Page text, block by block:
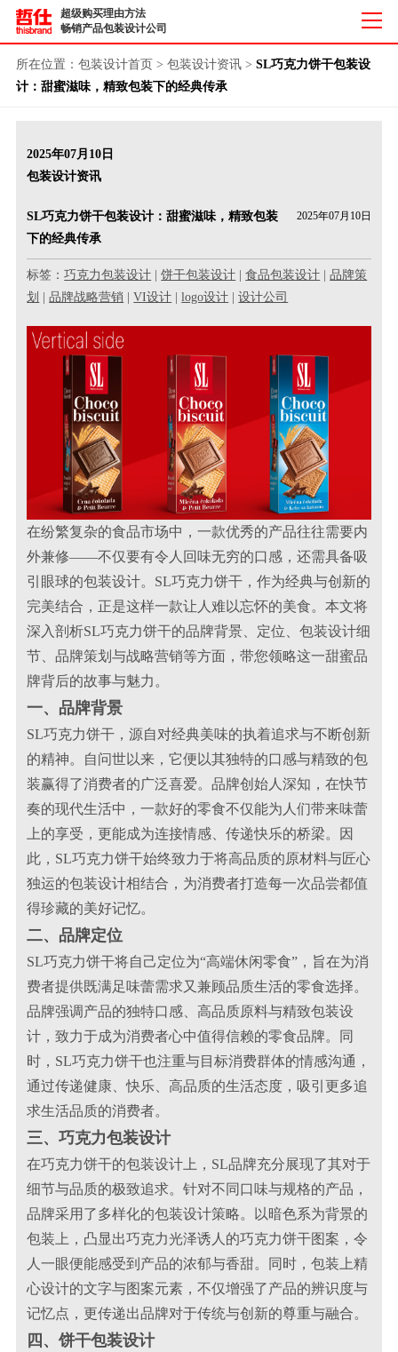
超级购买理由方法
畅销产品包装设计公司
所在位置： 包装设计首页 > 包装设计资讯> SL巧克力饼干包装设
计：甜蜜滋味，精致包装下的经典传承
2025年07月10日
包装设计资讯
SL巧克力饼干包装设计：甜蜜滋味，精致包装
下的经典传承
2025年07月10日
标签：巧克力包装设计 |饼干包装设计 |食品包装设计 |品牌策
划
|品牌战略营销 |VI设计 |logo设计 |设计公司
在纷繁复杂的食品市场中，一款优秀的产品往往需要内
外兼修——不仅要有令人回味无穷的口感，还需具备吸
引眼球的包装设计。SL巧克力饼干，作为经典与创新的
完美结合，正是这样一款让人难以忘怀的美食。本文将
深入剖析SL巧克力饼干的品牌背景、定位、包装设计细
节、品牌策划与战略营销等方面，带您领略这一甜蜜品
牌背后的故事与魅力。
一、品牌背景
SL巧克力饼干，源自对经典美味的执着追求与不断创新
的精神。自问世以来，它便以其独特的口感与精致的包
装赢得了消费者的广泛喜爱。品牌创始人深知，在快节
奏的现代生活中，一款好的零食不仅能为人们带来味蕾
上的享受，更能成为连接情感、传递快乐的桥梁。因
此，SL巧克力饼干始终致力于将高品质的原材料与匠心
独运的包装设计相结合，为消费者打造每一次品尝都值
得珍藏的美好记忆。
二、品牌定位
SL巧克力饼干将自己定位为“高端休闲零食”，旨在为消
费者提供既满足味蕾需求又兼顾品质生活的零食选择。
品牌强调产品的独特口感、高品质原料与精致包装设
计，致力于成为消费者心中值得信赖的零食品牌。同
时，SL巧克力饼干也注重与目标消费群体的情感沟通，
通过传递健康、快乐、高品质的生活态度，吸引更多追
求生活品质的消费者。
三、巧克力包装设计
在巧克力饼干的包装设计上，SL品牌充分展现了其对于
细节与品质的极致追求。针对不同口味与规格的产品，
品牌采用了多样化的包装设计策略。以暗色系为背景的
包装上，凸显出巧克力光泽诱人的巧克力饼干图案，令
人一眼便能感受到产品的浓郁与香甜。同时，包装上精
心设计的文字与图案元素，不仅增强了产品的辨识度与
记忆点，更传递出品牌对于传统与创新的尊重与融合。
四、饼干包装设计